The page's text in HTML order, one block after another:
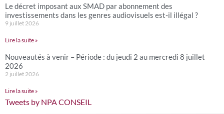
Le décret imposant aux SMAD par abonnement des
investissements dans les genres audiovisuels est-il illégal ?
9 juillet 2026
Lire la suite »
Nouveautés à venir – Période : du jeudi 2 au mercredi 8 juillet
2026
2 juillet 2026
Lire la suite »
Tweets by NPA CONSEIL